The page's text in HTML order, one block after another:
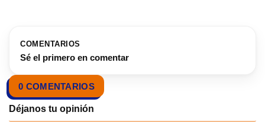
COMENTARIOS
Sé el primero en comentar
0 COMENTARIOS